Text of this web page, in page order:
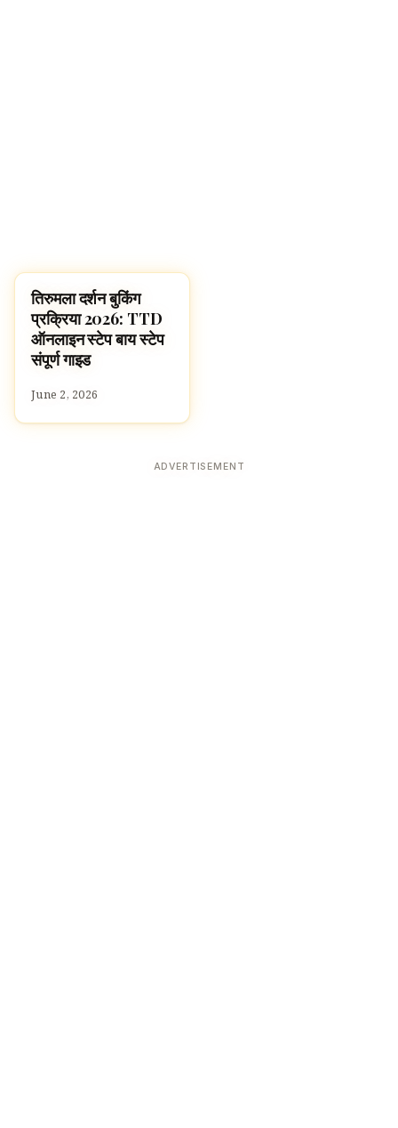
HINDU GODS
तिरुमला दर्शन बुकिंग
प्रक्रिया 2026: TTD
ऑनलाइन स्टेप बाय स्टेप
संपूर्ण गाइड
June 2, 2026
ADVERTISEMENT